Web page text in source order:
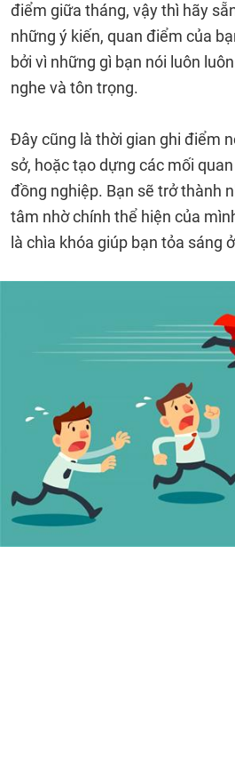
điểm giữa tháng, vậy thì hãy
những ý kiến, quan điểm của
bởi vì những gì bạn nói luôn
nghe và tôn trọng.
Đây cũng là thời gian ghi điểm
sở, hoặc tạo dựng các mối
đồng nghiệp. Bạn sẽ trở thành
tâm nhờ chính thể hiện của
là chìa khóa giúp bạn tỏa sáng